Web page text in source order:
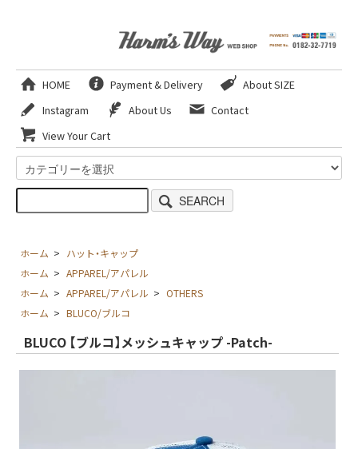
HOME Payment & Delivery
About SIZE
Instagram
About Us
Contact
View Your Cart
SEARCH
ホーム > ハット・キャップ
ホーム > APPAREL/アパレル
ホーム > APPAREL/アパレル > OTHERS
ホーム > BLUCO/ブルコ
BLUCO 【ブルコ】メッシュキャップ -Patch-